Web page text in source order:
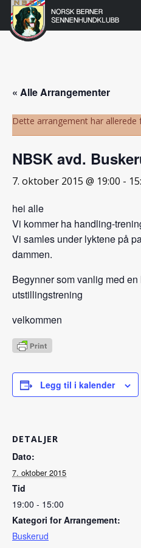
Gå
Norsk
Berner
« Alle Arrangementer
Dette arrangement har allerede
NBSK avd.
7. oktober 2015 @ 19:00 -
hei alle
Vi kommer ha handling-
Vi samles under lyktene på
dammen.
Begynner som vanlig med
utstillingstrening
velkommen
Legg til i kalender
DETALJER
Dato:
7. oktober 2015
Tid
19:00 - 15:00
Kategori for Arrangement:
Buskerud